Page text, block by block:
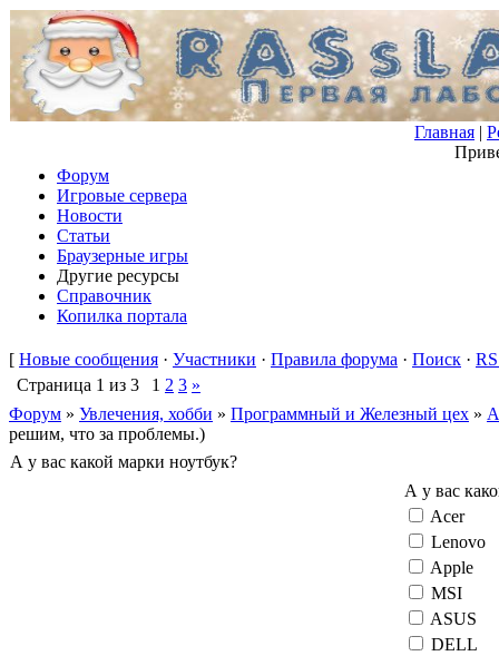
Главная |
Форум
Игровые сервера
Новости
Статьи
Браузерные игры
Другие ресурсы
Справочник
Копилка портала
[ Новые сообщения · Участники · Правила форума · Поиск ·
Страница 1 из 3 1 2 3 »
Форум » Увлечения, хобби » Программный и Железный цех »
решим, что за проблемы.)
А у вас какой марки ноутбук?
А у вас
Acer
Lenovo
Apple
MSI
ASUS
DELL